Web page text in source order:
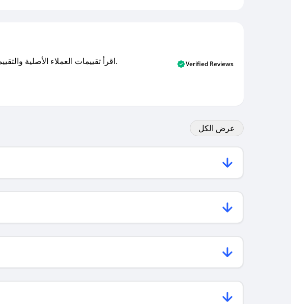
اقرأ تقييمات العملاء الأصلية والتقييمات من المشترين المتحققين. اكتشف ما يعتقده المستخدمون الحقيقيون حول خدمتنا وتعلم من تجاربهم. Verified Reviews
عرض الكل